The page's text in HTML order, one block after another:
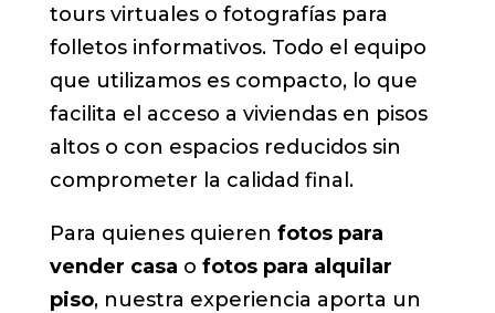
tours virtuales o fotografías para
folletos informativos. Todo el equipo
que utilizamos es compacto, lo que
facilita el acceso a viviendas en pisos
altos o con espacios reducidos sin
comprometer la calidad final.
Para quienes quieren fotos para
vender casa o fotos para alquilar
piso, nuestra experiencia aporta un